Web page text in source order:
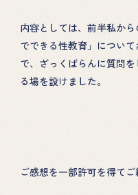
内容としては、前半私か
でできる性教育」につい
で、ざっくばらんに質問
る場を設けました。
ご感想を一部許可を得てご